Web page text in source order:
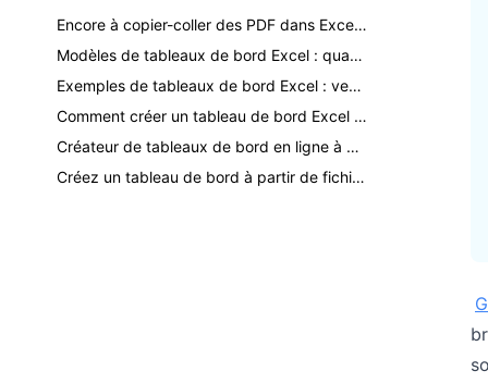
Encore à copier-coller des PDF dans Excel ? Transformez vos rapports en tableaux de bord.
Modèles de tableaux de bord Excel : quand utiliser un modèle vs l'IA
Exemples de tableaux de bord Excel : ventes, finance, stocks et rapports KPI
Comment créer un tableau de bord Excel avec l'IA
Créateur de tableaux de bord en ligne à partir d'Excel : un workflow IA pratique
Créez un tableau de bord à partir de fichiers Excel, CSV et PDF avec l'IA